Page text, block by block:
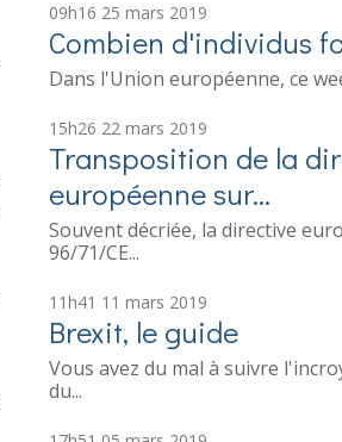
09h16 25 mars 2019
Combien d'individus
Dans l'Union européenne, ce
15h26 22 mars 2019
Transposition de la
européenne sur...
Souvent décriée, la directive
96/71/CE...
11h41 11 mars 2019
Brexit, le guide
Vous avez du mal à suivre
du...